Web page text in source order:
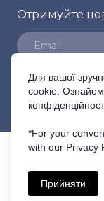
Отримуйте
Для вашої
cookie.
*For your
with our Privacy
Прийняти